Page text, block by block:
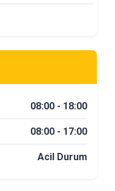
08:00 - 18:00
08:00 - 17:00
Acil Durum